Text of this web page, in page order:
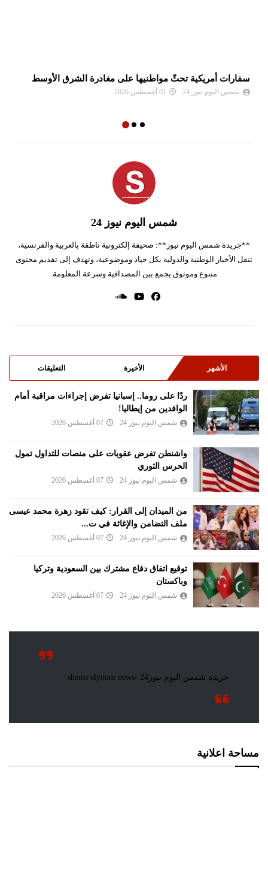
سفارات أمريكية تحثّ مواطنيها على مغادرة الشرق الأوسط
شمس اليوم نيوز 24 01 أغسطس 2026
شمس اليوم نيوز 24
**جريدة شمس اليوم نيوز**: صحيفة إلكترونية ناطقة بالعربية والفرنسية،
تنقل الأخبار الوطنية والدولية بكل حياد وموضوعية، وتهدف إلى تقديم محتوى
متنوع وموثوق يجمع بين المصداقية وسرعة المعلومة.
الأشهر الأخيرة التعليقات
ردًا على روما.. إسبانيا تفرض إجراءات مراقبة أمام
الوافدين من إيطاليا!
شمس اليوم نيوز 24 07 أغسطس 2026
واشنطن تفرض عقوبات على منصات للتداول تمول
الحرس الثوري
شمس اليوم نيوز 24 07 أغسطس 2026
من الميدان إلى القرار: كيف تقود زهرة محمد عيسى
ملف التضامن والإغاثة في ت...
شمس اليوم نيوز 24 07 أغسطس 2026
توقيع اتفاق دفاع مشترك بين السعودية وتركيا
وباكستان
شمس اليوم نيوز 24 07 أغسطس 2026
مساحة اعلانية